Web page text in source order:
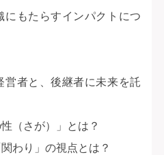
にもたらすインパクトにつ
者と、後継者に未来を託
（さが）」とは？
わり」の視点とは？